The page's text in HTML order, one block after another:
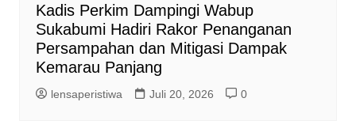
Kadis Perkim Dampingi Wabup
Sukabumi Hadiri Rakor Penanganan
Persampahan dan Mitigasi Dampak
Kemarau Panjang
lensaperistiwa Juli 20, 2026 0